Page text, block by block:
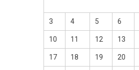
3 4 5 6
10 11 12 13
17 18 19 20